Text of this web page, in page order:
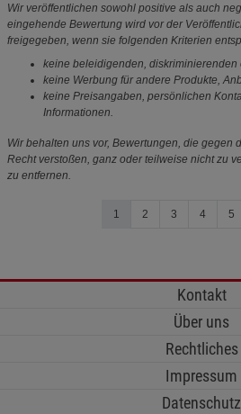
Wir veröffentlichen sowohl positive als auch
eingehende Bewertung wird vor der
freigegeben, wenn sie folgenden Kriterien
keine beleidigenden, diskriminierenden
keine Werbung für andere Produkte,
keine Preisangaben, persönlichen
Informationen.
Wir behalten uns vor, Bewertungen, die gegen
Recht verstoßen, ganz oder teilweise nicht zu
zu entfernen.
1 2 3 4 5
Kontakt
Über uns
Rechtliches
Impressum
Datenschutz